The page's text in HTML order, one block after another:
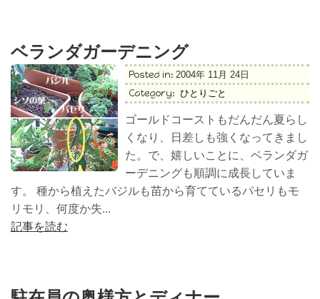
ベランダガーデニング
Posted in: 2004年 11月 24日
Category: ひとりごと
ゴールドコーストもだんだん夏らし
くなり、日差しも強くなってきまし
た。で、嬉しいことに、ベランダガ
ーデニングも順調に成長していま
す。 種から植えたバジルも苗から育てているパセリもモ
リモリ、何度か失...
記事を読む